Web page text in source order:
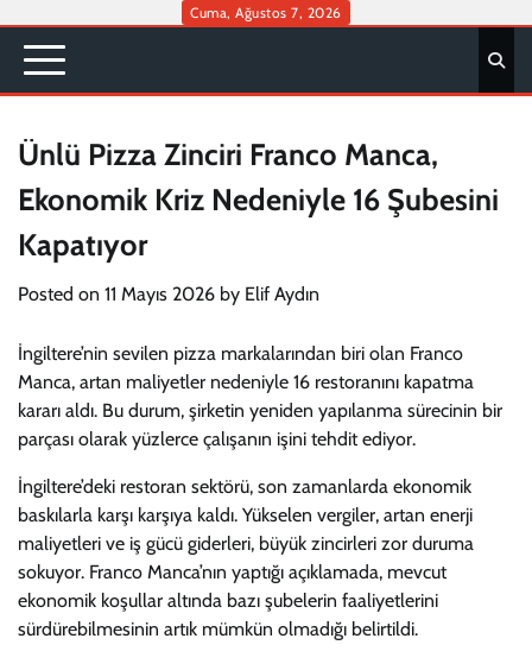
content
Cuma, Ağustos 7, 2026
Ünlü Pizza Zinciri Franco Manca,
Ekonomik Kriz Nedeniyle 16 Şubesini
Kapatıyor
Posted on 11 Mayıs 2026 by Elif Aydın
İngiltere’nin sevilen pizza markalarından biri olan Franco
Manca, artan maliyetler nedeniyle 16 restoranını kapatma
kararı aldı. Bu durum, şirketin yeniden yapılanma sürecinin bir
parçası olarak yüzlerce çalışanın işini tehdit ediyor.
İngiltere’deki restoran sektörü, son zamanlarda ekonomik
baskılarla karşı karşıya kaldı. Yükselen vergiler, artan enerji
maliyetleri ve iş gücü giderleri, büyük zincirleri zor duruma
sokuyor. Franco Manca’nın yaptığı açıklamada, mevcut
ekonomik koşullar altında bazı şubelerin faaliyetlerini
sürdürebilmesinin artık mümkün olmadığı belirtildi.